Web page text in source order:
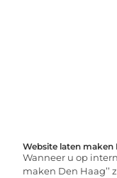
Website laten maken
Wanneer u op
maken Den